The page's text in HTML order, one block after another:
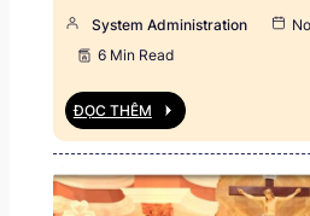
System Administration
6 Min Read
ĐỌC THÊM